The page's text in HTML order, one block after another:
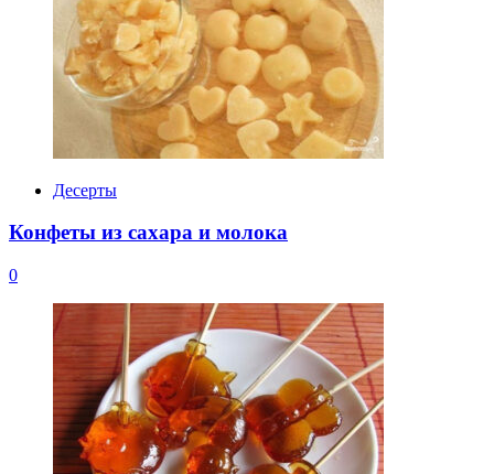
и
овощами
Десерты
Конфеты из сахара и молока
0